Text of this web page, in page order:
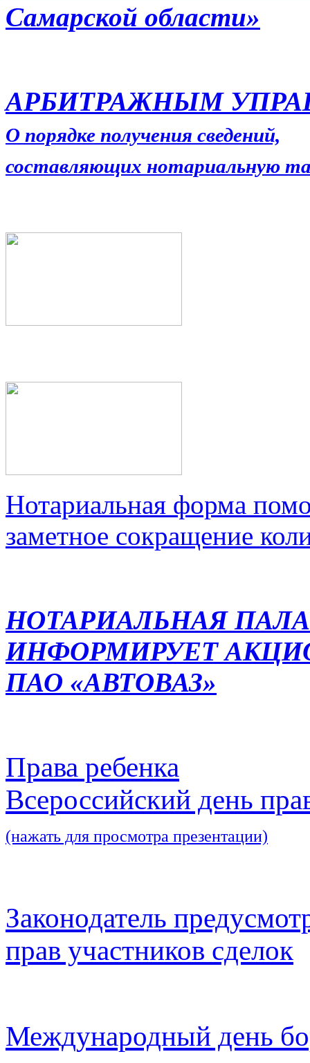
Самарской области»
АРБИТРАЖНЫМ
О порядке получения сведений,
составляющих нотариальную
Нотариальная форма
заметное сокращение
НОТАРИАЛЬНАЯ
ИНФОРМИРУЕТ
ПАО «АВТОВАЗ»
Права ребенка
Всероссийский день
(нажать для просмотра презентации)
Законодатель
прав участников сделок
Международный день